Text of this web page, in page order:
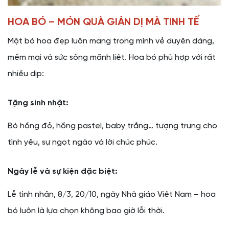
HOA BÓ – MÓN QUÀ GIẢN DỊ MÀ TINH TẾ
Một bó hoa đẹp luôn mang trong mình vẻ duyên dáng,
mềm mại và sức sống mãnh liệt. Hoa bó phù hợp với rất
nhiều dịp:
Tặng sinh nhật:
Bó hồng đỏ, hồng pastel, baby trắng… tượng trưng cho
tình yêu, sự ngọt ngào và lời chúc phúc.
Ngày lễ và sự kiện đặc biệt:
Lễ tình nhân, 8/3, 20/10, ngày Nhà giáo Việt Nam – hoa
bó luôn là lựa chọn không bao giờ lỗi thời.